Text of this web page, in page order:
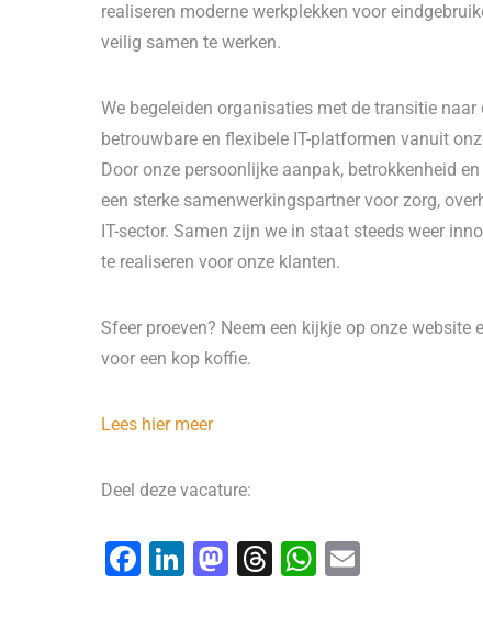
realiseren moderne werkplekken voor
veilig samen te werken.
We begeleiden organisaties met de transitie naar
betrouwbare en flexibele IT-platformen vanuit
Door onze persoonlijke aanpak, betrokkenheid
een sterke samenwerkingspartner voor zorg,
IT-sector. Samen zijn we in staat steeds weer
te realiseren voor onze klanten.
Sfeer proeven? Neem een kijkje op onze
voor een kop koffie.
Lees hier meer
Deel deze vacature:
F
Li
M T
W